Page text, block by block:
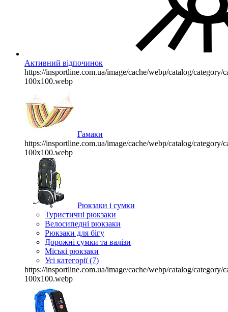
Активний відпочинок
https://insportline.com.ua/image/cache/webp/catalog/category/
100x100.webp
Гамаки
https://insportline.com.ua/image/cache/webp/catalog/category/
100x100.webp
Рюкзаки і сумки
Туристичні рюкзаки
Велосипедні рюкзаки
Рюкзаки для бігу
Дорожні сумки та валізи
Міські рюкзаки
Усі категорії (7)
https://insportline.com.ua/image/cache/webp/catalog/category/
100x100.webp